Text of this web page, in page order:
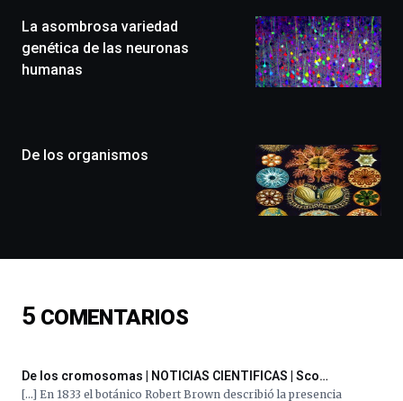
un
festival
que
monólogos,
de
16
La asombrosa variedad
genética de las neuronas
humanas
De los organismos
5 COMENTARIOS
De los cromosomas | NOTICIAS CIENTIFICAS | Sco…
[…] En 1833 el botánico Robert Brown describió la presencia